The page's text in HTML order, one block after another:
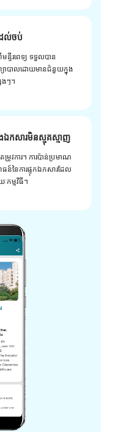
ដល់ចប់
ទីរពេទ្យ ទទួលបាន
យាបាលដោយមានជំនួយក្នុង
ងៗ។
ឯកសារមិនស្មុគស្មាញ
រូវការ។ ការប៉ាន់ប្រមាណ
នៃការផ្ទុកឯកសារដែល
កម្មវិធី។